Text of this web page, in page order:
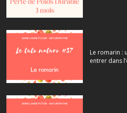
Le romarin :
entrer dans